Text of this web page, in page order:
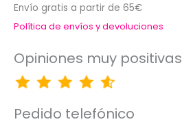
Envío gratis a partir de 65€
Política de envíos y devoluciones
Opiniones muy positivas
Pedido telefónico